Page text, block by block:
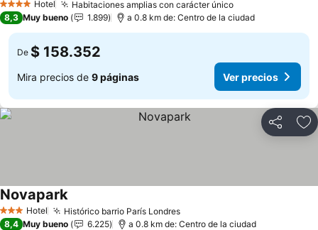
4 EstrellasHotel Habitaciones amplias con carácter únicoVer precios
8,3 Muy bueno 1.899 a 0.8 km de: Centro de la ciudad
De $ 158.352
Mira precios de 9 páginas Ver precios
Compartir
3 Estrellas
Hotel Histórico barrio París LondresVer precios
NovaparkVer precios
8,4 Muy bueno 6.225 a 0.8 km de: Centro de la ciudad